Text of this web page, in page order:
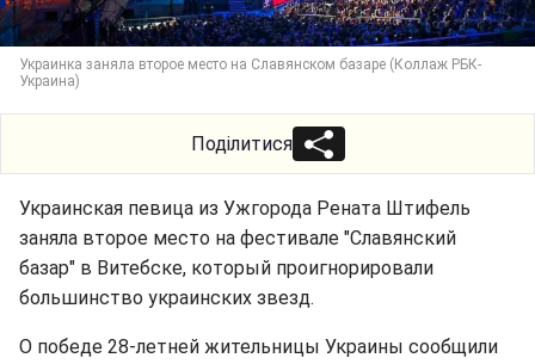
Украинка заняла второе место на Славянском базаре (Коллаж РБК-
Украина)
Поділитися
Украинская певица из Ужгорода Рената Штифель
заняла второе место на фестивале "Славянский
базар" в Витебске, который проигнорировали
большинство украинских звезд.
О победе 28-летней жительницы Украины сообщили